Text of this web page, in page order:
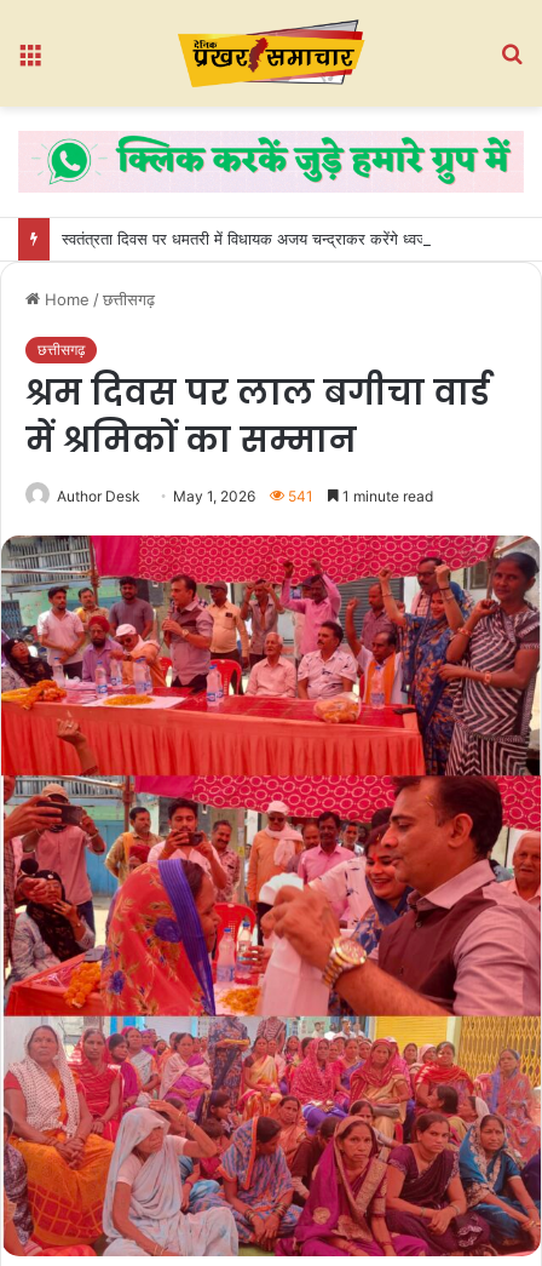
स्वतंत्रता दिवस पर धमतरी में विधायक अजय चन्द्राकर करेंगे ध्वजारोहण
Home /छत्तीसगढ़
छत्तीसगढ़
श्रम दिवस पर लाल बगीचा वार्ड
में श्रमिकों का सम्मान
Author Desk May 1, 2026 541 1 minute read